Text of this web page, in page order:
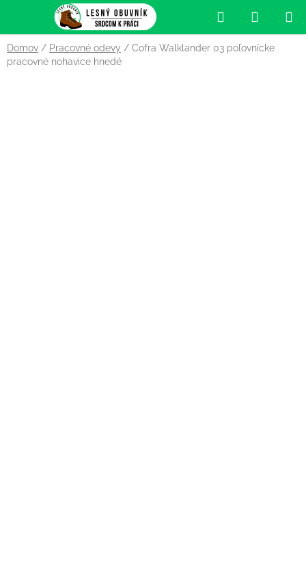
obsah
Hľadať
KOŠÍK
Domov / Pracovné odevy / Cofra Walklander 03 poľovnícke
pracovné nohavice hnedé